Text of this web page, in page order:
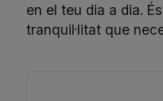
en el teu dia a dia.
tranquil·litat que